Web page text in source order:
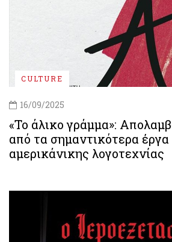
CULTURE
16/09/2025
«Το άλικο γράμμα»:
από τα σημαντικότερα έργα
αμερικάνικης λογοτεχνίας